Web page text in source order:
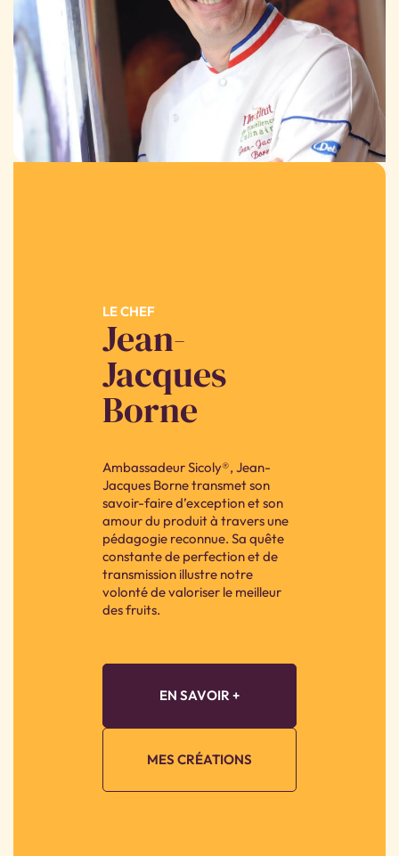
LE CHEF
Jean-
Jacques
Borne
Ambassadeur Sicoly®, Jean-
Jacques Borne transmet son
savoir-faire d’exception et son
amour du produit à travers une
pédagogie reconnue. Sa quête
constante de perfection et de
transmission illustre notre
volonté de valoriser le meilleur
des fruits.
EN SAVOIR +
MES CRÉATIONS